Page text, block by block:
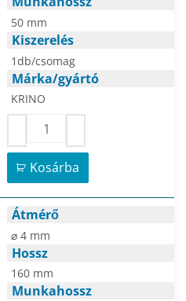
50 mm
Kiszerelés
1db/csomag
Márka/gyártó
KRINO
Kosárba
Átmérő
⌀ 4 mm
Hossz
160 mm
Munkahossz